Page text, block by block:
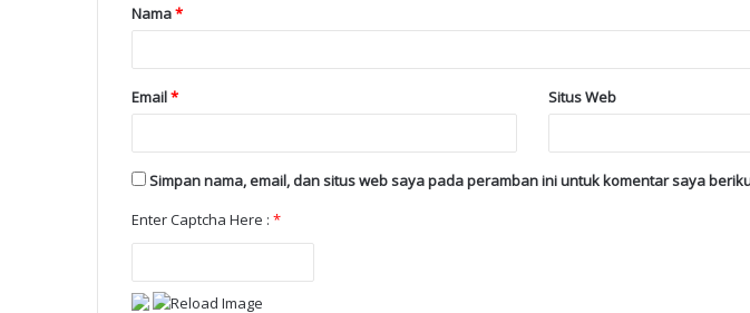
Nama*
Email* Situs Web
Simpan nama, email, dan situs web saya pada peramban ini untuk komentar saya
Enter Captcha Here : *